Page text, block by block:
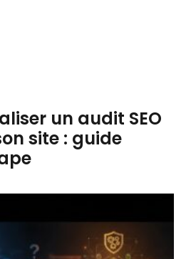
un audit SEO
site : guide